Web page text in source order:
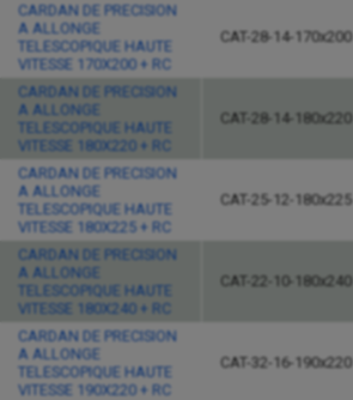
CARDAN DE PRECISION
A ALLONGE
TELESCOPIQUE HAUTE
VITESSE 170X200 + RC
CAT-28-14-170x200
CARDAN DE PRECISION
A ALLONGE
TELESCOPIQUE HAUTE
VITESSE 180X220 + RC
CAT-28-14-180x220
CARDAN DE PRECISION
A ALLONGE
TELESCOPIQUE HAUTE
VITESSE 180X225 + RC
CAT-25-12-180x225
CARDAN DE PRECISION
A ALLONGE
TELESCOPIQUE HAUTE
VITESSE 180X240 + RC
CAT-22-10-180x240
CARDAN DE PRECISION
A ALLONGE
TELESCOPIQUE HAUTE
VITESSE 190X220 + RC
CAT-32-16-190x220